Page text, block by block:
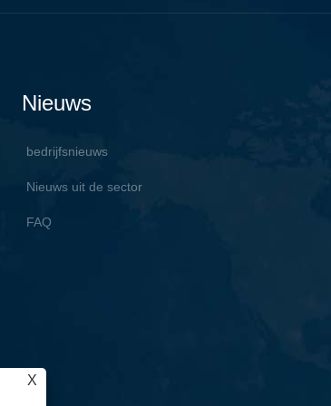
Nieuws
bedrijfsnieuws
Nieuws uit de sector
FAQ
X